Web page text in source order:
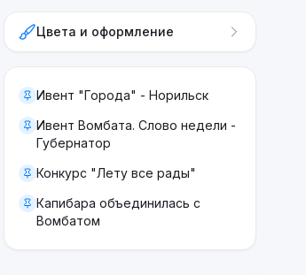
ЖестьЦвета и оформление
Ивент "Города" - Норильск
Ивент Вомбата. Слово недели -
Губернатор
Конкурс "Лету все рады"
Капибара объединилась с
Вомбатом